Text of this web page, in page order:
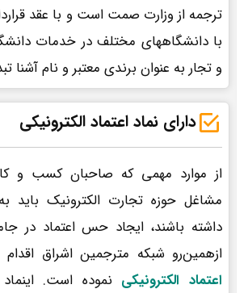
ترجمه از وزارت صمت است و با عقد
با دانشگاههای مختلف در خدمات
و تجار به عنوان برندی معتبر و نام
دارای نماد اعتماد الکترونیکی
از موارد مهمی که صاحبان کسب و
مشاغل حوزه تجارت الکترونیک باید
داشته باشند، ایجاد حس اعتماد در
ازهمین‌رو شبکه مترجمین اشراق
اعتماد الکترونیکی نموده است.